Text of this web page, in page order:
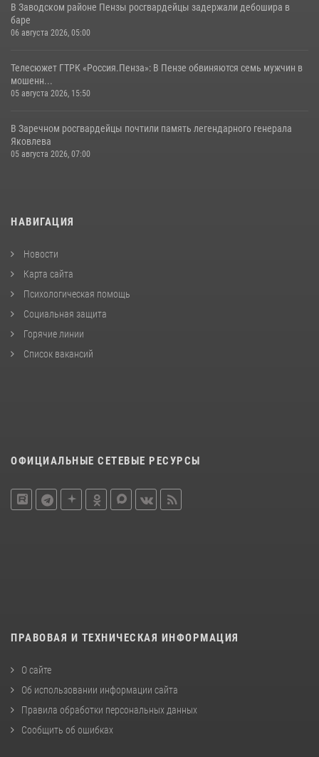
В Заводском районе Пензы росгвардейцы задержали дебошира в
баре
06 августа 2026, 05:00
Телесюжет ГТРК «Россия.Пенза»: В Пензе обвиняются семь мужчин в
мошенн...
05 августа 2026, 15:50
В Заречном росгвардейцы почтили память легендарного генерала
Яковлева
05 августа 2026, 07:00
НАВИГАЦИЯ
Новости
Карта сайта
Психологическая помощь
Социальная защита
Горячие линии
Список вакансий
ОФИЦИАЛЬНЫЕ СЕТЕВЫЕ РЕСУРСЫ
ПРАВОВАЯ И ТЕХНИЧЕСКАЯ ИНФОРМАЦИЯ
О сайте
Об использовании информации сайта
Правила обработки персональных данных
Сообщить об ошибках